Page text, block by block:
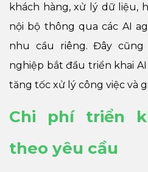
khách hàng, xử lý dữ liệu,
nội bộ thông qua các AI
nhu cầu riêng. Đây
nghiệp bắt đầu triển khai
tăng tốc xử lý công việc và
Chi phí triển
theo yêu cầu